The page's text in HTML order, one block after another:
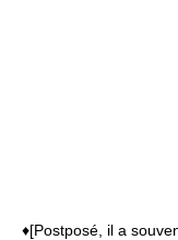
♦[Postposé, il a